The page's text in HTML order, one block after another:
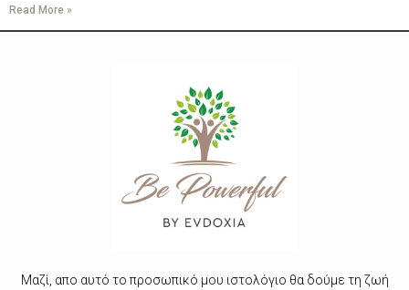
Read More »
Μαζί, απο αυτό το προσωπικό μου ιστολόγιο θα δούμε τη ζωή